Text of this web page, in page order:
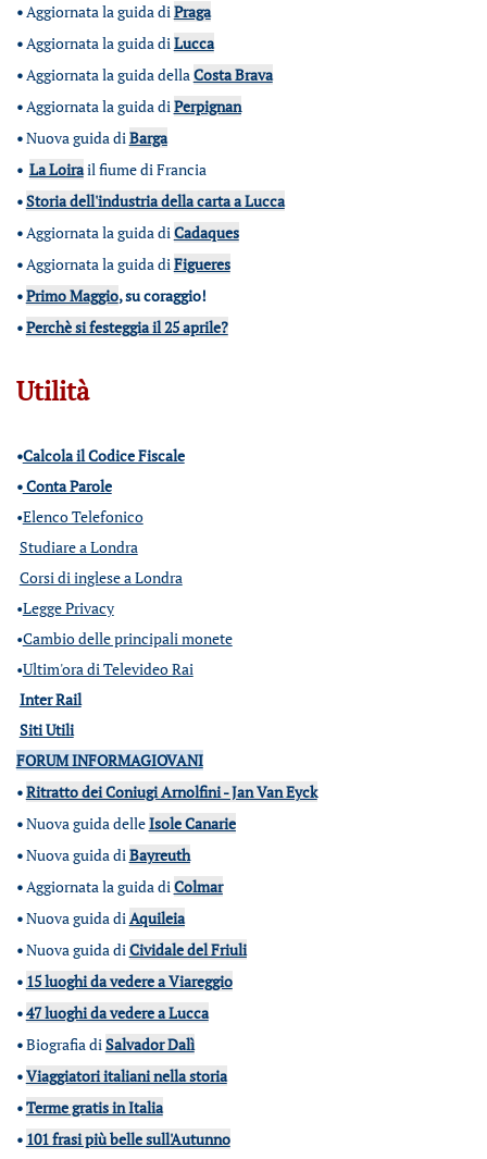
•Aggiornata la guida diPraga
•Aggiornata la guida diLucca
•Aggiornata la guida dellaCosta Brava
•Aggiornata la guida diPerpignan
•Nuova guida diBarga
• La Loirail fiume di Francia
•Storia dell'industria della carta a Lucca
•Aggiornata la guida diCadaques
•Aggiornata la guida diFigueres
•Primo Maggio, su coraggio!
•Perchè si festeggia il 25 aprile?
Utilità
•Calcola il Codice Fiscale
•Conta Parole
•Elenco Telefonico
Studiare a Londra
Corsi di inglese a Londra
•Legge Privacy
•Cambio delle principali monete
•Ultim'ora di Televideo Rai
Inter Rail
Siti Utili
FORUM INFORMAGIOVANI
•Ritratto dei Coniugi Arnolfini - Jan Van Eyck
•Nuova guida delleIsole Canarie
•Nuova guida diBayreuth
•Aggiornata la guida diColmar
•Nuova guida diAquileia
•Nuova guida diCividale del Friuli
• 15 luoghi da vedere a Viareggio
•47 luoghi da vedere a Lucca
•Biografia diSalvador Dalì
•Viaggiatori italiani nella storia
•Terme gratis in Italia
• 101 frasi più belle sull'Autunno